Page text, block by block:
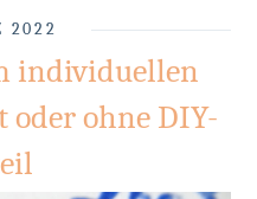
2022
individuellen
oder ohne DIY-